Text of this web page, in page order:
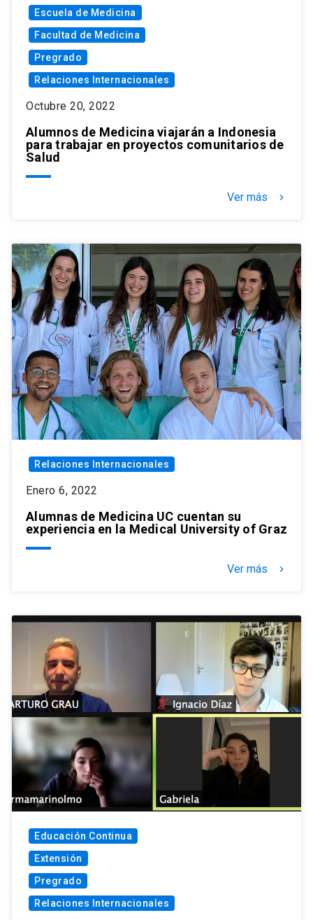
Escuela de Medicina
Facultad de Medicina
Pregrado
Relaciones Internacionales
Octubre 20, 2022
Alumnos de Medicina viajarán a Indonesia
para trabajar en proyectos comunitarios de
Salud
Ver más keyboard_arrow_right
Relaciones Internacionales
Enero 6, 2022
Alumnas de Medicina UC cuentan su
experiencia en la Medical University of Graz
Ver más keyboard_arrow_right
Educación Continua
Extensión
Pregrado
Relaciones Internacionales